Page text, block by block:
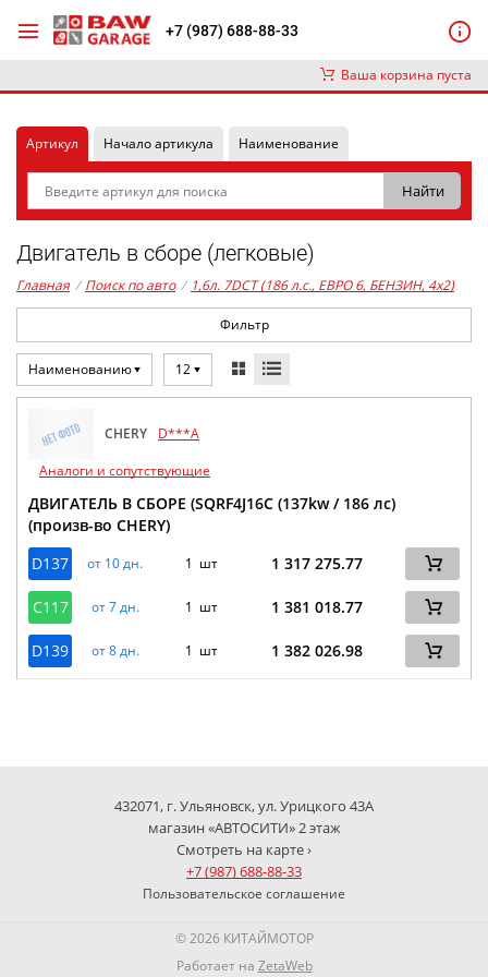
+7 (987) 688-88-33
Ваша корзина пуста
Артикул Начало артикула Наименование
Двигатель в сборе (легковые)
Главная / Поиск по авто / 1,6л. 7DCT (186 л.с., ЕВРО 6, БЕНЗИН, 4x2)
Фильтр
Наименованию 12
CHERY
D***A
Аналоги и сопутствующие
ДВИГАТЕЛЬ В СБОРЕ (SQRF4J16C (137kw / 186 лс)
(произв-во CHERY)
D137
от 10 дн. 1 шт 1 317 275.77
C117 от 7 дн. 1 шт 1 381 018.77
D139 от 8 дн. 1 шт 1 382 026.98
432071, г. Ульяновск, ул. Урицкого 43А
магазин «АВТОСИТИ» 2 этаж
Смотреть на карте ›
+7 (987) 688-88-33
Пользовательское соглашение
© 2026 КИТАЙМОТОР
Работает на ZetaWeb